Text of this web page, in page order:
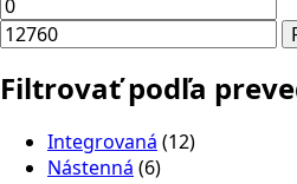
cena
Filtrovať podľa
Integrovaná (12)
Nástenná (6)